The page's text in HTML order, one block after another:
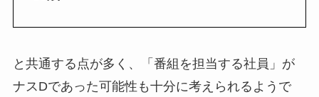
と共通する点が多く、「番組を担当する社員」が
ナスDであった可能性も十分に考えられるようで